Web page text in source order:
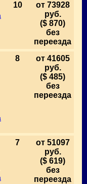
10
от 73928
руб.
($ 870)
без
переезда
8
от 41605
руб.
($ 485)
без
переезда
7
от 51097
руб.
($ 619)
без
переезда